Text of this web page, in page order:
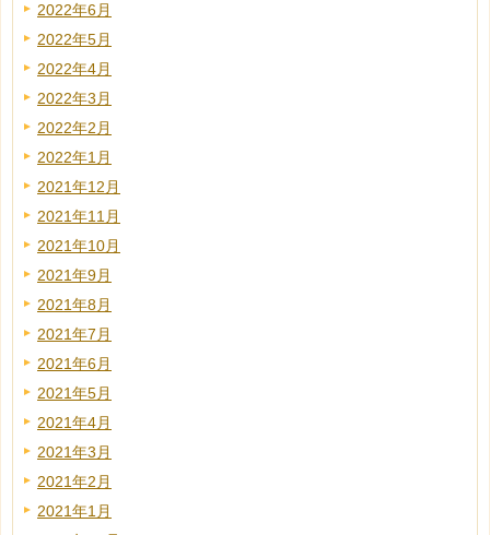
2022年6月
2022年5月
2022年4月
2022年3月
2022年2月
2022年1月
2021年12月
2021年11月
2021年10月
2021年9月
2021年8月
2021年7月
2021年6月
2021年5月
2021年4月
2021年3月
2021年2月
2021年1月